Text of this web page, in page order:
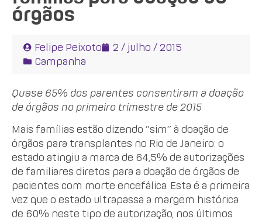
órgãos
Felipe Peixoto
2 / julho / 2015
Campanha
Quase 65% dos parentes consentiram a doação
de órgãos no primeiro trimestre de 2015
Mais famílias estão dizendo “sim” à doação de
órgãos para transplantes no Rio de Janeiro: o
estado atingiu a marca de 64,5% de autorizações
de familiares diretos para a doação de órgãos de
pacientes com morte encefálica. Esta é a primeira
vez que o estado ultrapassa a margem histórica
de 60% neste tipo de autorização, nos últimos